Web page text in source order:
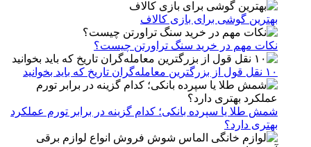
بهترین گوشی برای بازی کالاف
نکات مهم در خرید سنگ تراورتن چیست؟
۱۰ نقل قول از بزرگترین معامله‌گران تاریخ که باید بخوانید
شمش طلا یا سپرده بانکی؛ کدام گزینه در برابر تورم عملکرد
بهتری دارد؟